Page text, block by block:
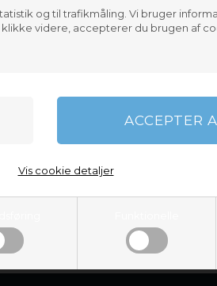
og til trafikmåling. Vi bruger
videre, accepterer du brugen af
Vis cookie detaljer
værdi, som skyldes anden
samme måde, som hvis du prøvede
hvilker betyder, at du ved fortrydelse
en værdiforringelse, som du hæfter
leveringsomkostninger (
forsinkelse og under alle
tilbagebetaling med samme
du inden da har fremlagt